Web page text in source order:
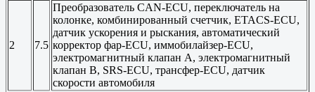
2 7.5
Преобразователь CAN-ECU, переключатель на
колонке, комбинированный счетчик, ETACS-ECU,
датчик ускорения и рыскания, автоматический
корректор фар-ECU, иммобилайзер-ECU,
электромагнитный клапан A, электромагнитный
клапан B, SRS-ECU, трансфер-ECU, датчик
скорости автомобиля